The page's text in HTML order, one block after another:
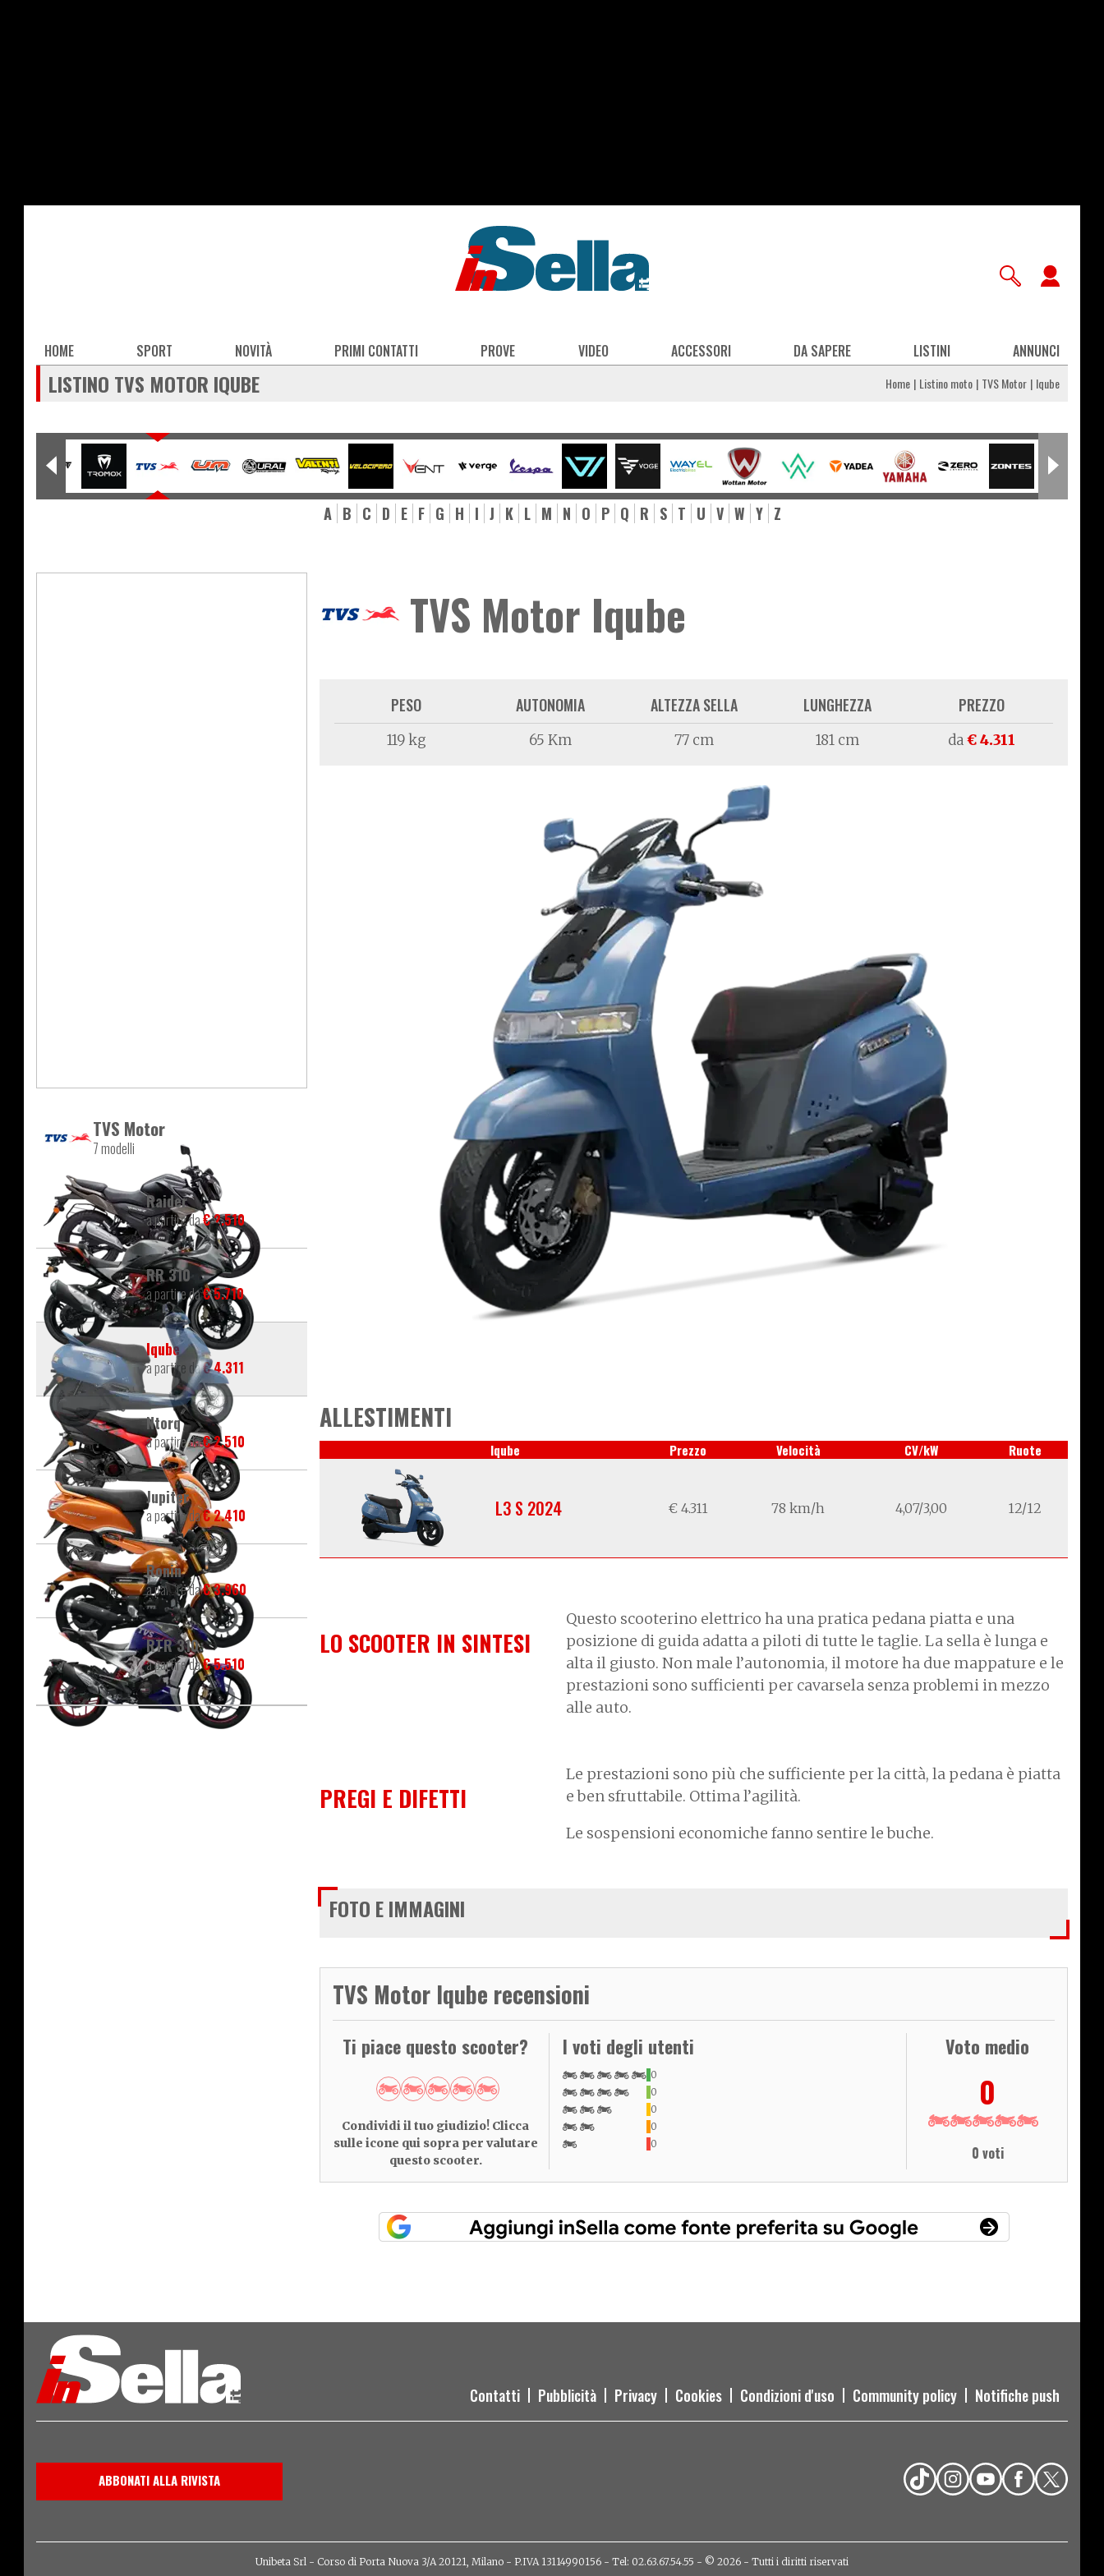
Main
navigation
HOME SPORT NOVITÀ PRIMI CONTATTI PROVE VIDEO ACCESSORI DA SAPERE LISTINI ANNUNCI
LISTINO TVS MOTOR IQUBE Home Listino moto TVS Motor Iqube
A B C D E F G H I J K L M N O P Q R S T U V W Y Z
TVS Motor
7 modelli
Raider
a partire da€ 2.510
RR 310
a partire da€ 5.710
Iqube
a partire da€ 4.311
Ntorq
a partire da€ 2.510
Jupiter
a partire da€ 2.410
Ronin
a partire da€ 3.960
RTR 310
a partire da€ 5.510
TVS Motor Iqube
PESO
119 kg
AUTONOMIA
65 Km
ALTEZZA SELLA
77 cm
LUNGHEZZA
181 cm
PREZZO
da€ 4.311
ALLESTIMENTI
Iqube Prezzo Velocità CV/kW Ruote
L3 S 2024 € 4.311 78 km/h 4,07/3,00 12/12
LO SCOOTER IN SINTESI
Questo scooterino elettrico ha una pratica pedana piatta e una
posizione di guida adatta a piloti di tutte le taglie. La sella è lunga e
alta il giusto. Non male l’autonomia, il motore ha due mappature e le
prestazioni sono sufficienti per cavarsela senza problemi in mezzo
alle auto.
PREGI E DIFETTI
Le prestazioni sono più che sufficiente per la città, la pedana è piatta
e ben sfruttabile. Ottima l’agilità.
Le sospensioni economiche fanno sentire le buche.
FOTO E IMMAGINI
TVS Motor Iqube recensioni
Ti piace questo scooter?
Condividi il tuo giudizio! Clicca
sulle icone qui sopra per valutare
questo scooter.
I voti degli utenti
0
0
0
0
0
Voto medio
0
0 voti
Contatti Pubblicità Privacy Cookies Condizioni d'uso Community policy Notifiche push
ABBONATI ALLA RIVISTA
Unibeta Srl - Corso di Porta Nuova 3/A 20121, Milano - P.IVA 13114990156 - Tel: 02.63.67.54.55 - © 2026 - Tutti i diritti riservati